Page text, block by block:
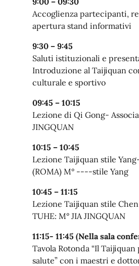
Accoglienza partecipanti,
apertura stand informativi
9:30 – 9:45
Saluti istituzionali e
Introduzione al Taijiquan
culturale e sportivo
09:45 – 10:15
Lezione di Qi Gong-
JINGQUAN
10:15 – 10:45
Lezione Taijiquan stile
(ROMA) M° ----stile Yang
10:45 – 11:15
Lezione Taijiquan stile
TUHE: M° JIA JINGQUAN
11:15- 11:45 (Nella sala
Tavola Rotonda “Il
salute” con i maestri e